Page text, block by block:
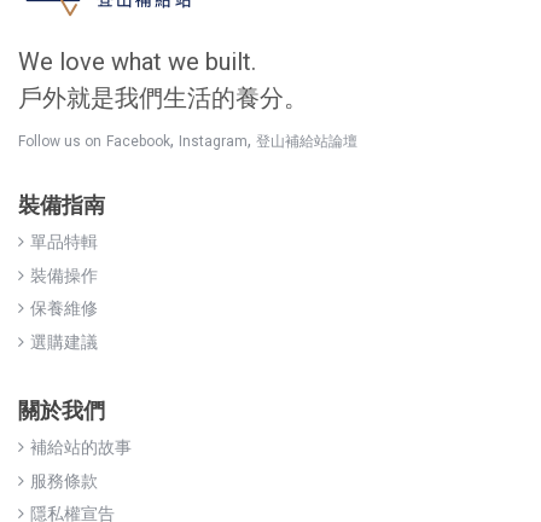
We love what we built.
戶外就是我們生活的養分。
Follow us on Facebook, Instagram, 登山補給站論壇
裝備指南
單品特輯
裝備操作
保養維修
選購建議
關於我們
補給站的故事
服務條款
隱私權宣告